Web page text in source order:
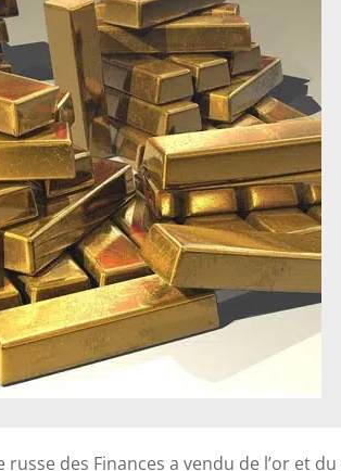
des Finances a vendu de l’or et